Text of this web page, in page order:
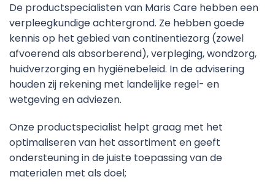
De productspecialisten van Maris Care hebben een
verpleegkundige achtergrond. Ze hebben goede
kennis op het gebied van continentiezorg (zowel
afvoerend als absorberend), verpleging, wondzorg,
huidverzorging en hygiënebeleid. In de advisering
houden zij rekening met landelijke regel- en
wetgeving en adviezen.
Onze productspecialist helpt graag met het
optimaliseren van het assortiment en geeft
ondersteuning in de juiste toepassing van de
materialen met als doel;